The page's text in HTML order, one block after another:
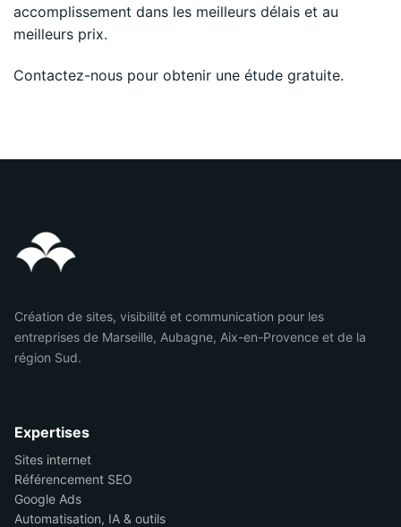
accomplissement dans les meilleurs délais et au
meilleurs prix.
Contactez-nous pour obtenir une étude gratuite.
Création de sites, visibilité et communication pour les
entreprises de Marseille, Aubagne, Aix-en-Provence et de la
région Sud.
Expertises
Sites internet
Référencement SEO
Google Ads
Automatisation, IA & outils